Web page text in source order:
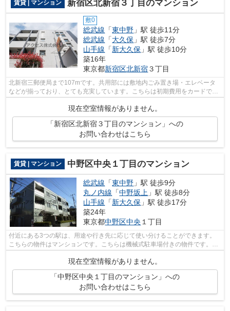
賃貸 | マンション 新宿区北新宿３丁目のマンション
敷0
総武線 「東中野 」駅 徒歩11分
総武線 「大久保 」駅 徒歩7分
山手線 「新大久保 」駅 徒歩10分
築16年
東京都新宿区北新宿３丁目
北新宿三郵便局まで107mです。共用部には敷地内ごみ置き場・エレベータ
などが揃っており、とても充実しています。こちらは初期費用をカードでお
現在空室情報がありません。
「新宿区北新宿３丁目のマンション」への
お問い合わせはこちら
賃貸 | マンション 中野区中央１丁目のマンション
総武線 「東中野 」駅 徒歩9分
丸ノ内線 「中野坂上 」駅 徒歩8分
山手線 「新大久保 」駅 徒歩17分
築24年
東京都中野区中央 １丁目
付近にある3つの駅は、用途や行き先に応じて使い分けることができます。
こちらの物件はマンションです。こちらは機械式駐車場付きの物件です。外
現在空室情報がありません。
「中野区中央１丁目のマンション」への
お問い合わせはこちら